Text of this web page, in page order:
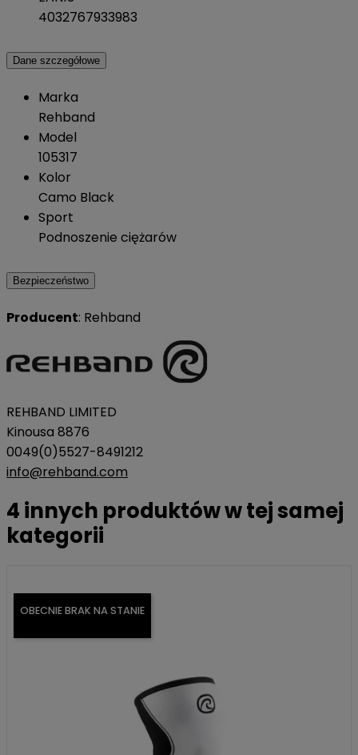
4032767933983
Dane szczegółowe
Marka
Rehband
Model
105317
Kolor
Camo Black
Sport
Podnoszenie ciężarów
Bezpieczeństwo
Producent: Rehband
REHBAND LIMITED
Kinousa 8876
0049(0)5527-8491212
info@rehband.com
4 innych produktów w tej samej
kategorii
OBECNIE BRAK NA STANIE